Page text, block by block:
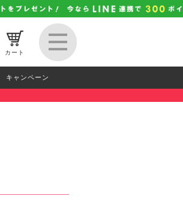
カート
キャンペーン